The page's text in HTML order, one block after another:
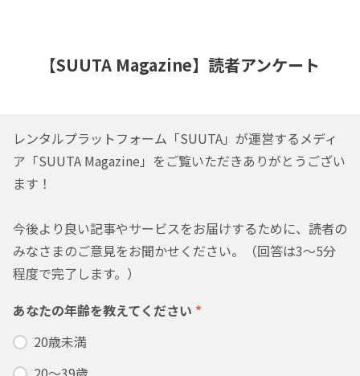
【SUUTA Magazine】読者アンケート
レンタルプラットフォーム「SUUTA」が運営するメディ
ア「SUUTA Magazine」をご覧いただきありがとうござい
ます！
今後より良い記事やサービスをお届けするために、読者の
みなさまのご意見をお聞かせください。（回答は3〜5分
程度で完了します。）
あなたの年齢を教えてください *
20歳未満